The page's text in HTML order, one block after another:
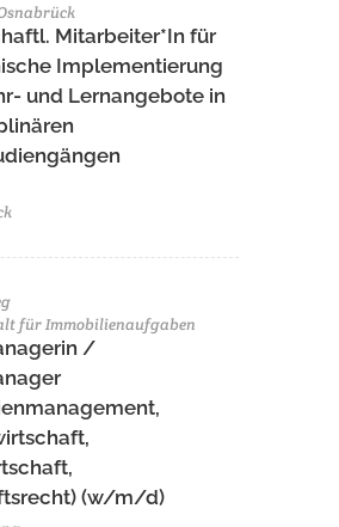
Mitarbeiter*In für
Implementierung
und Lernangebote in
für Immobilienaufgaben
/
(w/m/d)